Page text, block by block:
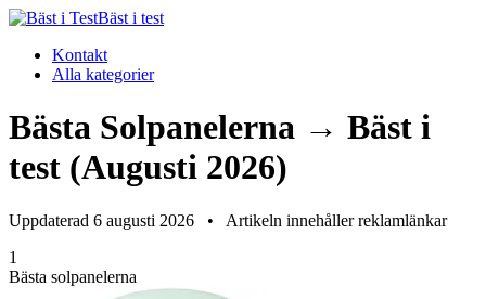
Bäst i test
Kontakt
Alla kategorier
Bästa Solpanelerna → Bäst i
test (Augusti 2026)
Uppdaterad 6 augusti 2026 •
Artikeln innehåller reklamlänkar
1
Bästa solpanelerna